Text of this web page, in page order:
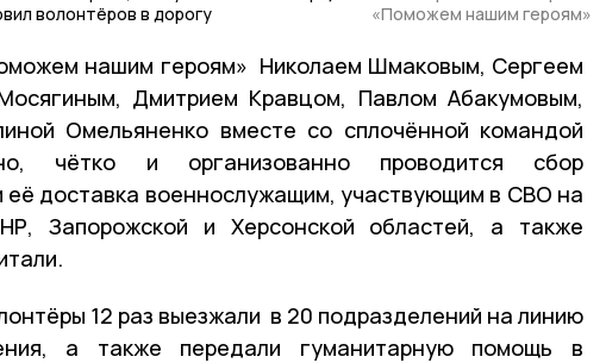
волонтёров в дорогу
«Поможем нашим героям»
нашим героям» Николаем Шмаковым, Сергеем
Дмитрием Кравцом, Павлом Абакумовым,
Омельяненко вместе со сплочённой командой
чётко и организованно проводится сбор
её доставка военнослужащим, участвующим в СВО на
Запорожской и Херсонской областей, а также
12 раз выезжали в 20 подразделений на линию
а также передали гуманитарную помощь в